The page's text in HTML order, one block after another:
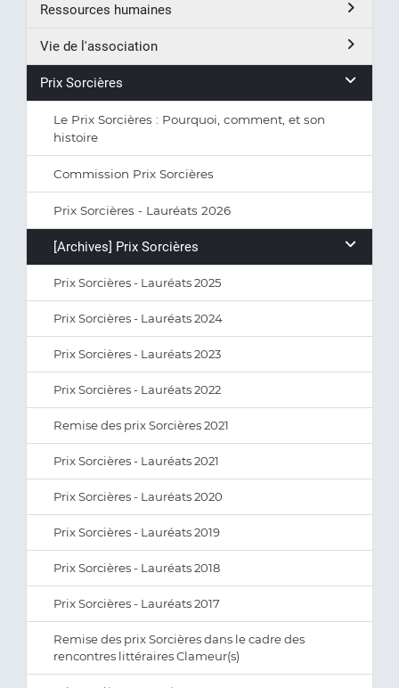
Ressources humaines
Vie de l'association
Prix Sorcières
Le Prix Sorcières : Pourquoi, comment, et son
histoire
Commission Prix Sorcières
Prix Sorcières - Lauréats 2026
[Archives] Prix Sorcières
Prix Sorcières - Lauréats 2025
Prix Sorcières - Lauréats 2024
Prix Sorcières - Lauréats 2023
Prix Sorcières - Lauréats 2022
Remise des prix Sorcières 2021
Prix Sorcières - Lauréats 2021
Prix Sorcières - Lauréats 2020
Prix Sorcières - Lauréats 2019
Prix Sorcières - Lauréats 2018
Prix Sorcières - Lauréats 2017
Remise des prix Sorcières dans le cadre des
rencontres littéraires Clameur(s)